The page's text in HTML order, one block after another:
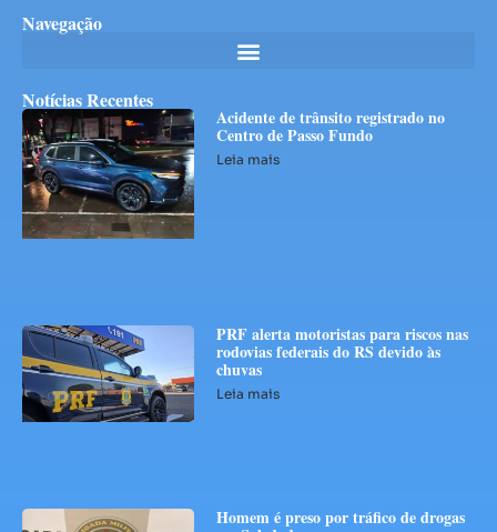
Navegação
Notícias Recentes
Acidente de trânsito registrado no
Centro de Passo Fundo
Leia mais
PRF alerta motoristas para riscos nas
rodovias federais do RS devido às
chuvas
Leia mais
Homem é preso por tráfico de drogas